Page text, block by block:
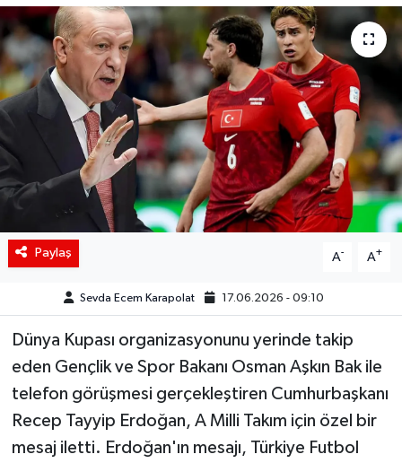
Paylaş A- A+
Sevda Ecem Karapolat 17.06.2026 - 09:10
Dünya Kupası organizasyonunu yerinde takip
eden Gençlik ve Spor Bakanı Osman Aşkın Bak ile
telefon görüşmesi gerçekleştiren Cumhurbaşkanı
Recep Tayyip Erdoğan, A Milli Takım için özel bir
mesaj iletti. Erdoğan'ın mesajı, Türkiye Futbol
Siyaset
Spor
Teknoloji
Yaşam